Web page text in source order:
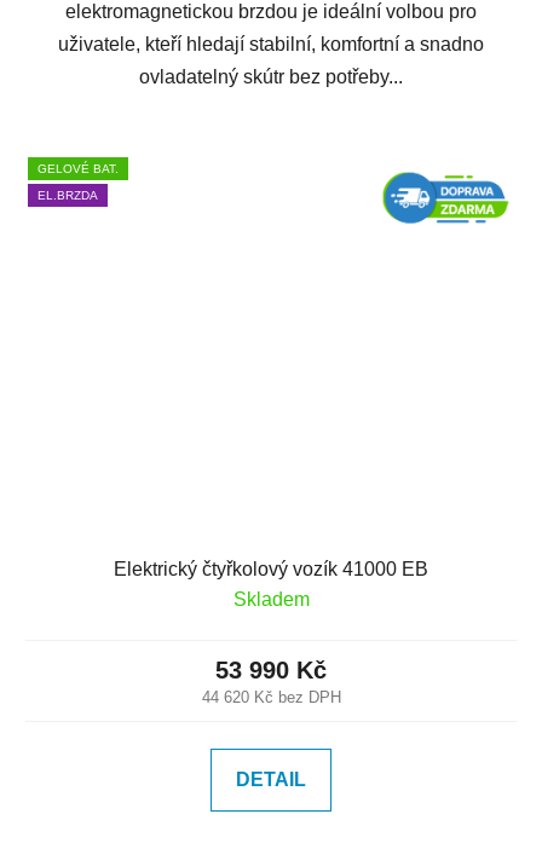
elektromagnetickou brzdou je ideální volbou pro
uživatele, kteří hledají stabilní, komfortní a snadno
ovladatelný skútr bez potřeby...
GELOVÉ BAT.
EL.BRZDA
Elektrický čtyřkolový vozík 41000 EB
Skladem
44 620 Kč bez DPH
53 990 Kč
DETAIL